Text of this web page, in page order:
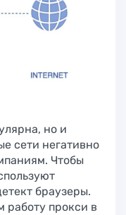
но и
сети негативно
Чтобы
браузеры.
работу прокси в